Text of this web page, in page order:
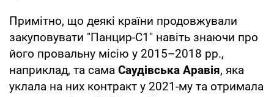
Примітно, що деякі країни продовжували
закуповувати "Панцир-С1" навіть знаючи про
його провальну місію у 2015–2018 рр.,
наприклад, та сама Саудівська Аравія, яка
уклала на них контракт у 2021-му та отримала